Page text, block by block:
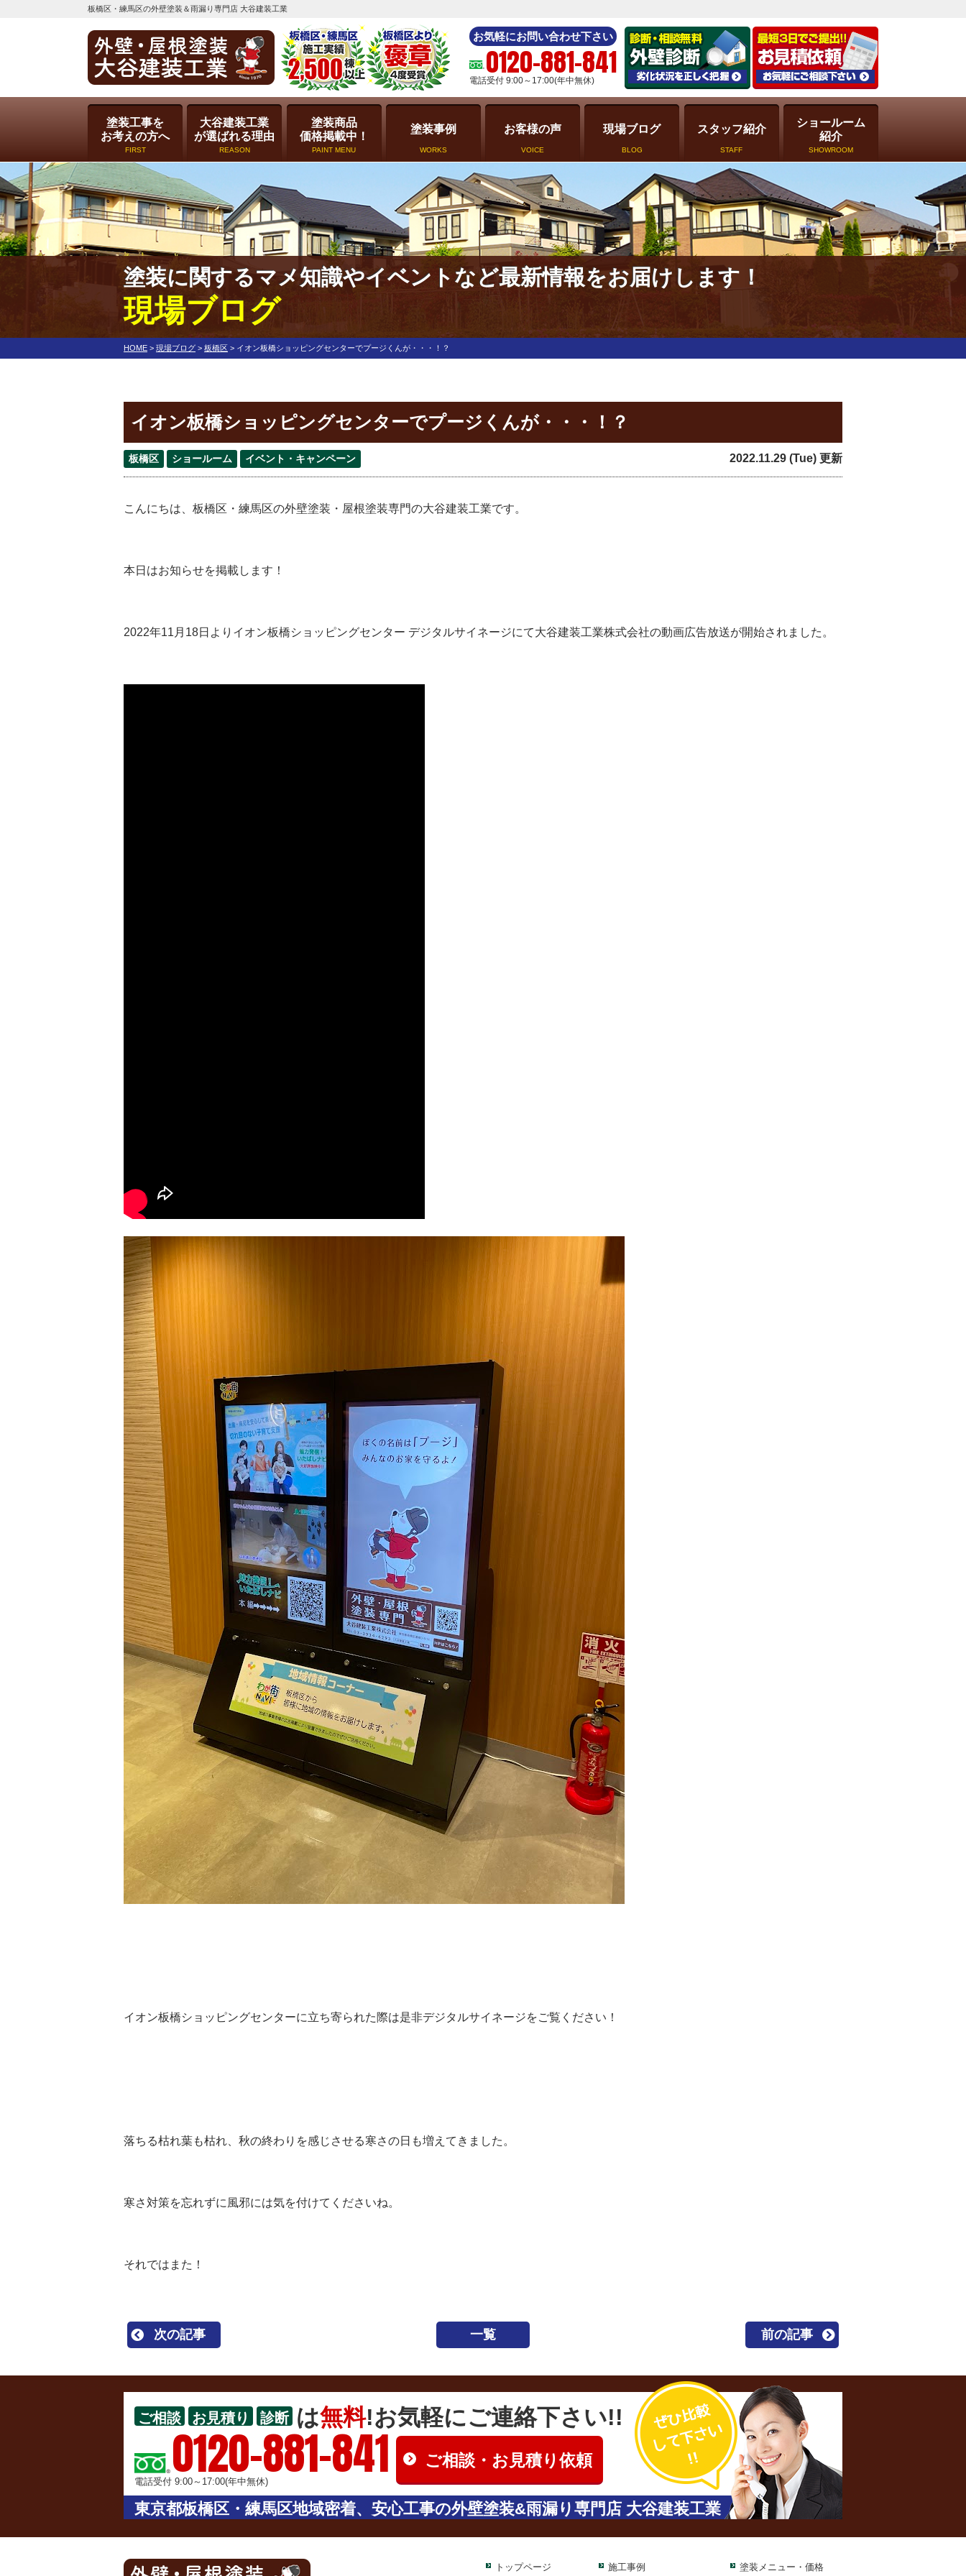
板橋区・練馬区の外壁塗装＆雨漏り専門店 大谷建装工業
お気軽にお問い合わせ下さい
0120-881-841
電話受付 9:00～17:00(年中無休)
塗装工事を
お考えの方へ
FIRST
大谷建装工業
が選ばれる理由
REASON
塗装商品
価格掲載中！
PAINT MENU
塗装事例
WORKS
お客様の声
VOICE
現場ブログ
BLOG
スタッフ紹介
STAFF
ショールーム
紹介
SHOWROOM
塗装に関するマメ知識やイベントなど最新情報をお届けします！
現場ブログ
HOME > 現場ブログ > 板橋区 > イオン板橋ショッピングセンターでプージくんが・・・！？
イオン板橋ショッピングセンターでプージくんが・・・！？
板橋区 ショールーム イベント・キャンペーン 2022.11.29 (Tue) 更新
こんにちは、板橋区・練馬区の外壁塗装・屋根塗装専門の大谷建装工業です。
本日はお知らせを掲載します！
2022年11月18日よりイオン板橋ショッピングセンター デジタルサイネージにて大谷建装工業株式会社の動画広告放送が開始されました。
イオン板橋ショッピングセンターに立ち寄られた際は是非デジタルサイネージをご覧ください！
落ちる枯れ葉も枯れ、秋の終わりを感じさせる寒さの日も増えてきました。
寒さ対策を忘れずに風邪には気を付けてくださいね。
それではまた！
次の記事 一覧 前の記事
ご相談 お見積り 診断 は無料!お気軽にご連絡下さい!!
0120-881-841
電話受付 9:00～17:00(年中無休)
ご相談・お見積り依頼
東京都板橋区・練馬区地域密着、安心工事の外壁塗装&雨漏り専門店 大谷建装工業
トップページ 施工事例 塗装メニュー・価格